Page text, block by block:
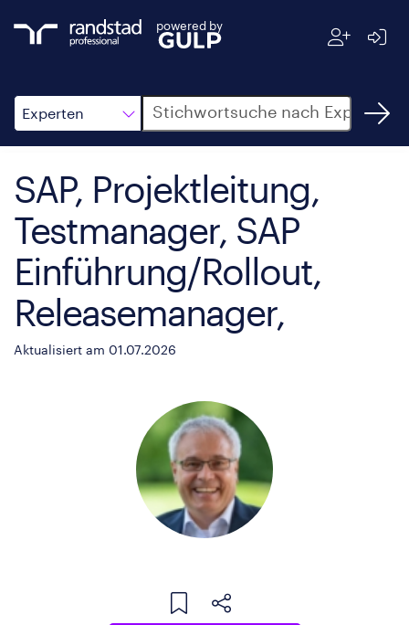
powered by
Experten
Suche
SAP, Projektleitung,
Testmanager, SAP
Einführung/Rollout,
Releasemanager,
Aktualisiert am 01.07.2026